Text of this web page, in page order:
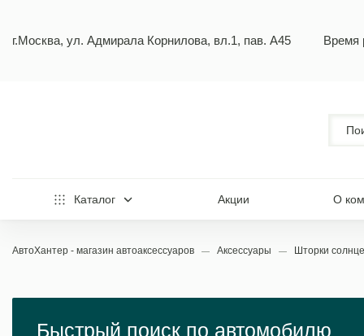
г.Москва, ул. Адмирала Корнилова, вл.1, пав. А45 Время
Каталог Акции О
АвтоХантер - магазин автоаксессуаров Аксессуары Шторки
Быстрый поиск по автомобилю